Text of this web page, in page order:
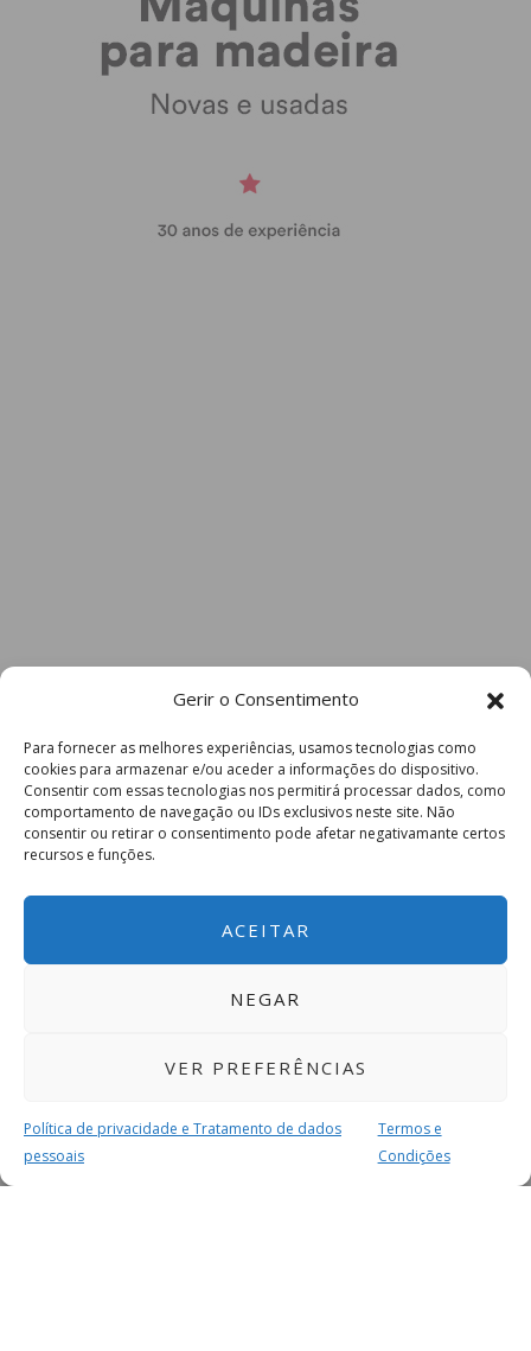
Gerir o Consentimento
Para fornecer as melhores experiências, usamos tecnologias como
cookies para armazenar e/ou aceder a informações do dispositivo.
Consentir com essas tecnologias nos permitirá processar dados, como
comportamento de navegação ou IDs exclusivos neste site. Não
consentir ou retirar o consentimento pode afetar negativamante certos
recursos e funções.
ACEITAR
NEGAR
VER PREFERÊNCIAS
Política de privacidade e Tratamento de dados
pessoais
Termos e
Condições